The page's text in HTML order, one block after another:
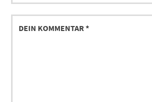
DEIN
KOMMENTAR